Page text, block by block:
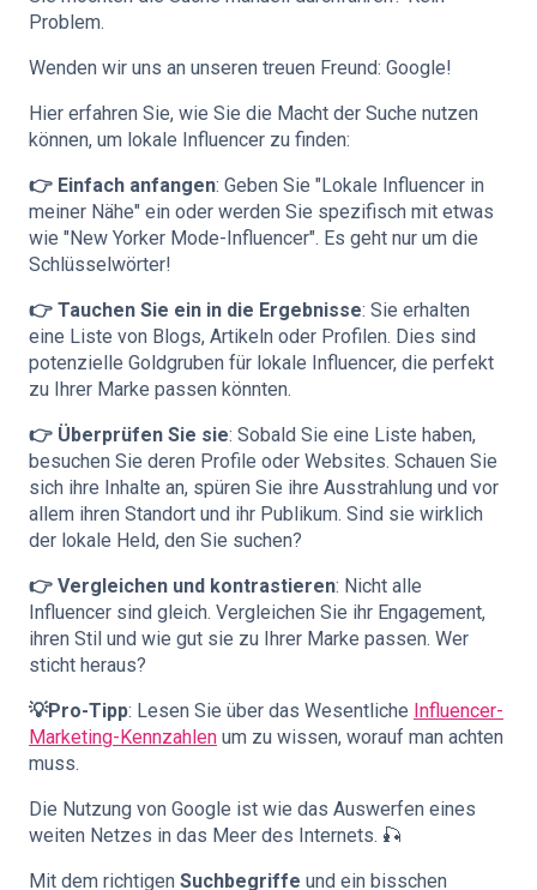
Problem.
Wenden wir uns an unseren treuen Freund: Google!
Hier erfahren Sie, wie Sie die Macht der Suche nutzen
können, um lokale Influencer zu finden:
👉 Einfach anfangen: Geben Sie "Lokale Influencer in
meiner Nähe" ein oder werden Sie spezifisch mit etwas
wie "New Yorker Mode-Influencer". Es geht nur um die
Schlüsselwörter!
👉 Tauchen Sie ein in die Ergebnisse: Sie erhalten
eine Liste von Blogs, Artikeln oder Profilen. Dies sind
potenzielle Goldgruben für lokale Influencer, die perfekt
zu Ihrer Marke passen könnten.
👉 Überprüfen Sie sie: Sobald Sie eine Liste haben,
besuchen Sie deren Profile oder Websites. Schauen Sie
sich ihre Inhalte an, spüren Sie ihre Ausstrahlung und vor
allem ihren Standort und ihr Publikum. Sind sie wirklich
der lokale Held, den Sie suchen?
👉 Vergleichen und kontrastieren: Nicht alle
Influencer sind gleich. Vergleichen Sie ihr Engagement,
ihren Stil und wie gut sie zu Ihrer Marke passen. Wer
sticht heraus?
💡Pro-Tipp: Lesen Sie über das Wesentliche Influencer-
Marketing-Kennzahlen um zu wissen, worauf man achten
muss.
Die Nutzung von Google ist wie das Auswerfen eines
weiten Netzes in das Meer des Internets. 🎣
Mit dem richtigen Suchbegriffe und ein bisschen